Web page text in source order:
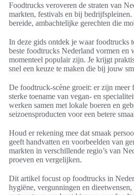
Foodtrucks veroveren de straten van
markten, festivals en bij bedrijfspleinen.
bereide, ambachtelijke gerechten die
In deze gids ontdek je waar foodtrucks
beste foodtrucks Nederland vormen en
momenteel populair zijn. Je krijgt
snel een keuze te maken die bij jouw
De foodtruck-scène groeit: er zijn meer
sterke toename van vegan- en
werken samen met lokale boeren en
seizoensproducten voor een betere
Houd er rekening mee dat smaak
geeft handvatten en voorbeelden van
markten in verschillende regio’s van
proeven en vergelijken.
Dit artikel focust op foodtrucks in
hygiëne, vergunningen en